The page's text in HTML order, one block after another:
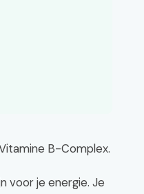
B-Complex.
voor je energie. Je